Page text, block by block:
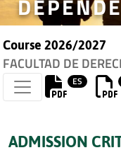
Course 2026/2027
FACULTAD DE
ES
ADMISSION